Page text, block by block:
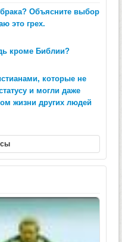
Объясните выбор
это грех.
кроме Библии?
которые не
и могли даже
жизни других людей